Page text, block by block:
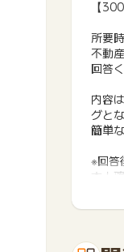
【
所要
不動
回答
内容
グと
簡単
※回答
本
（郵